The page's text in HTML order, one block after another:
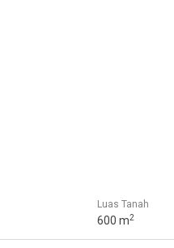
Luas Tanah
600 m2